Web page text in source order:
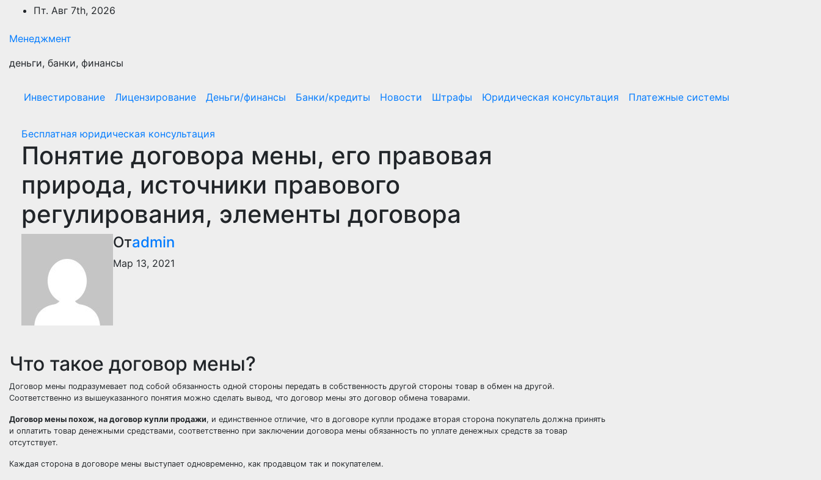
Перейти
содержимому
Пт. Авг 7th, 2026
Менеджмент
деньги, банки, финансы
Инвестирование Лицензирование Деньги/финансы Банки/кредиты Новости Штрафы Юридическая консультация Платежные системы
Бесплатная юридическая консультация
Понятие договора мены, его правовая
природа, источники правового
регулирования, элементы договора
Отadmin
Мар 13, 2021
Что такое договор мены?
Договор мены подразумевает под собой обязанность одной стороны передать в собственность другой стороны товар в обмен на другой.
Соответственно из вышеуказанного понятия можно сделать вывод, что договор мены это договор обмена товарами.
Договор мены похож, на договор купли продажи, и единственное отличие, что в договоре купли продаже вторая сторона покупатель должна принять
и оплатить товар денежными средствами, соответственно при заключении договора мены обязанность по уплате денежных средств за товар
отсутствует.
Каждая сторона в договоре мены выступает одновременно, как продавцом так и покупателем.